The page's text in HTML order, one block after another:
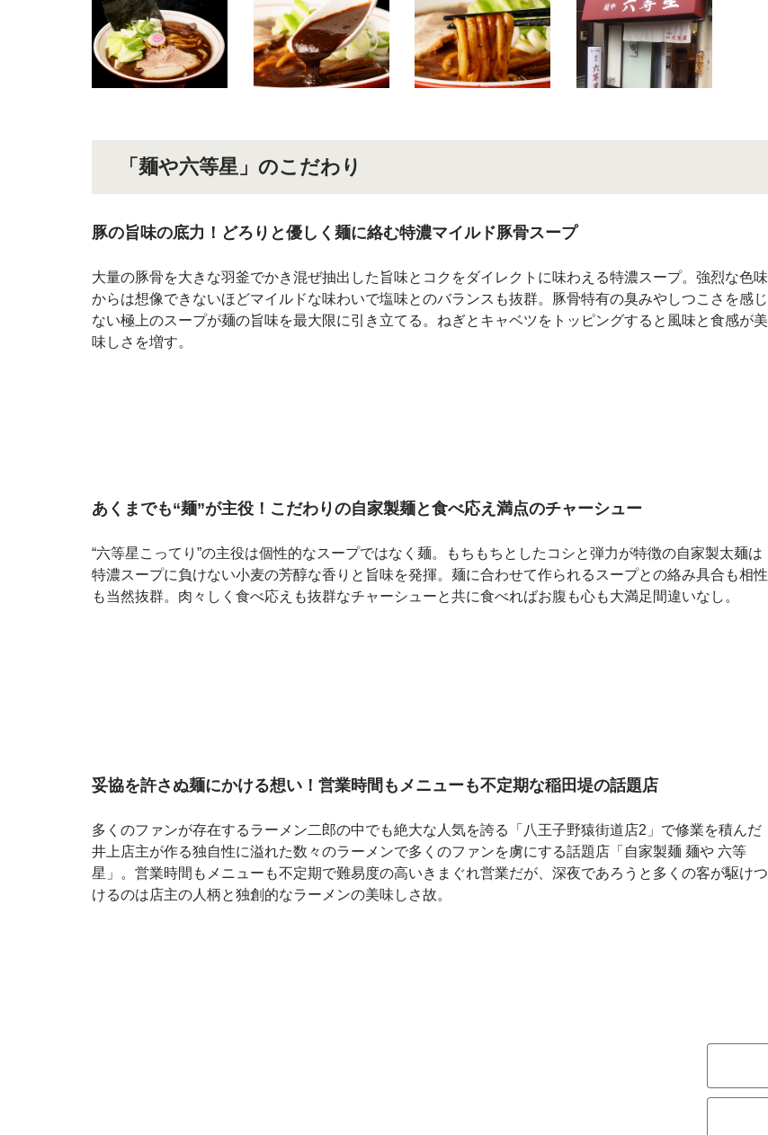
「麺や六等星」のこだわり
豚の旨味の底力！どろりと優しく麺に絡む特濃マイルド豚骨スープ
大量の豚骨を大きな羽釜でかき混ぜ抽出した旨味とコクをダイレクトに味わえる特濃スープ。強烈な色味
からは想像できないほどマイルドな味わいで塩味とのバランスも抜群。豚骨特有の臭みやしつこさを感じ
ない極上のスープが麺の旨味を最大限に引き立てる。ねぎとキャベツをトッピングすると風味と食感が美
味しさを増す。
あくまでも“麺”が主役！こだわりの自家製麺と食べ応え満点のチャーシュー
“六等星こってり”の主役は個性的なスープではなく麺。もちもちとしたコシと弾力が特徴の自家製太麺は
特濃スープに負けない小麦の芳醇な香りと旨味を発揮。麺に合わせて作られるスープとの絡み具合も相性
も当然抜群。肉々しく食べ応えも抜群なチャーシューと共に食べればお腹も心も大満足間違いなし。
妥協を許さぬ麺にかける想い！営業時間もメニューも不定期な稲田堤の話題店
多くのファンが存在するラーメン二郎の中でも絶大な人気を誇る「八王子野猿街道店2」で修業を積んだ
井上店主が作る独自性に溢れた数々のラーメンで多くのファンを虜にする話題店「自家製麺 麺や 六等
星」。営業時間もメニューも不定期で難易度の高いきまぐれ営業だが、深夜であろうと多くの客が駆けつ
けるのは店主の人柄と独創的なラーメンの美味しさ故。